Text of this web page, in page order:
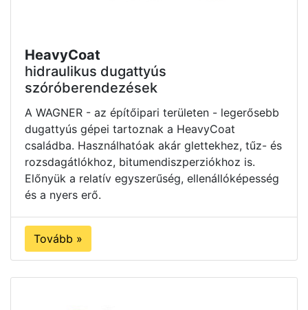
HeavyCoat
hidraulikus dugattyús
szóróberendezések
A WAGNER - az építőipari területen - legerősebb
dugattyús gépei tartoznak a HeavyCoat
családba. Használhatóak akár glettekhez, tűz- és
rozsdagátlókhoz, bitumendiszperziókhoz is.
Előnyük a relatív egyszerűség, ellenállóképesség
és a nyers erő.
Tovább »